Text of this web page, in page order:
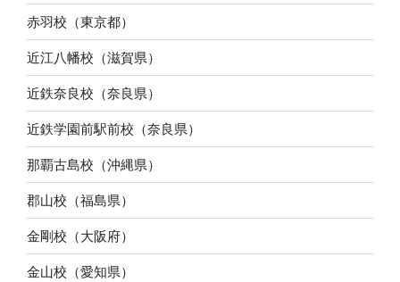
赤羽校（東京都）
近江八幡校（滋賀県）
近鉄奈良校（奈良県）
近鉄学園前駅前校（奈良県）
那覇古島校（沖縄県）
郡山校（福島県）
金剛校（大阪府）
金山校（愛知県）